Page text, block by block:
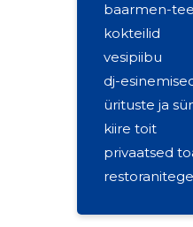
baarmen-
kokteilid
vesipiibu
dj-
ürituste ja
kiire toit
privaatsed